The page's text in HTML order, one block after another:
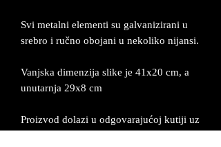
Svi metalni elementi su galvanizirani u
srebro i ručno obojani u nekoliko nijansi.
Vanjska dimenzija slike je 41x20 cm, a
unutarnja 29x8 cm
Proizvod dolazi u odgovarajućoj kutiji uz